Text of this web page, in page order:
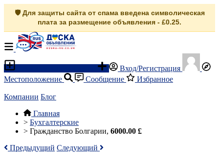
🛡️ Для защиты сайта от спама введена символическая
плата за размещение объявления - £0.25.
Вход/Регистрация
Местоположение
Сообщение Избранное
Компании Блог
Главная
> Бухгалтерские
> Гражданство Болгарии, 6000.00 £
Предыдущий Следующий